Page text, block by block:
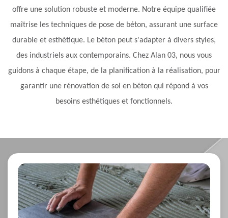
offre une solution robuste et moderne. Notre équipe qualifiée
maîtrise les techniques de pose de béton, assurant une surface
durable et esthétique. Le béton peut s'adapter à divers styles,
des industriels aux contemporains. Chez Alan 03, nous vous
guidons à chaque étape, de la planification à la réalisation, pour
garantir une rénovation de sol en béton qui répond à vos
besoins esthétiques et fonctionnels.